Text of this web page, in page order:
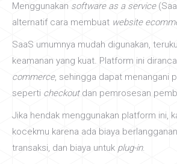
Menggunakan software as a service
alternatif cara membuat website
SaaS umumnya mudah digunakan,
keamanan yang kuat. Platform ini
commerce, sehingga dapat menangani
seperti checkoutdan pemrosesan
Jika hendak menggunakan platform ini,
kocekmu karena ada biaya
transaksi, dan biaya untuk plug-in.